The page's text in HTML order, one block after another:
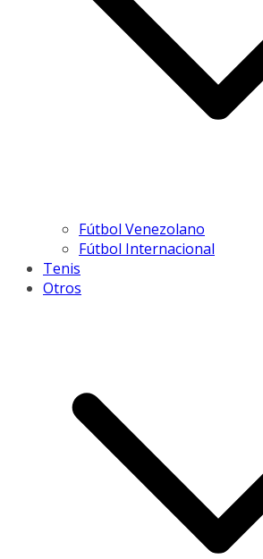
Fútbol Venezolano
Fútbol Internacional
Tenis
Otros